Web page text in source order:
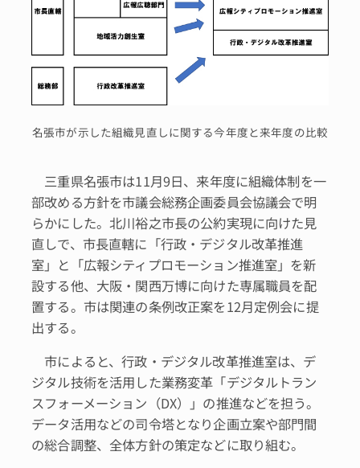
名張市が示した組織見直しに関する今年度と来年度の比較
三重県名張市は11月9日、来年度に組織体制を一
部改める方針を市議会総務企画委員会協議会で明
らかにした。北川裕之市長の公約実現に向けた見
直しで、市長直轄に「行政・デジタル改革推進
室」と「広報シティプロモーション推進室」を新
設する他、大阪・関西万博に向けた専属職員を配
置する。市は関連の条例改正案を12月定例会に提
出する。
市によると、行政・デジタル改革推進室は、デ
ジタル技術を活用した業務変革「デジタルトラン
スフォーメーション（DX）」の推進などを担う。
データ活用などの司令塔となり企画立案や部門間
の総合調整、全体方針の策定などに取り組む。